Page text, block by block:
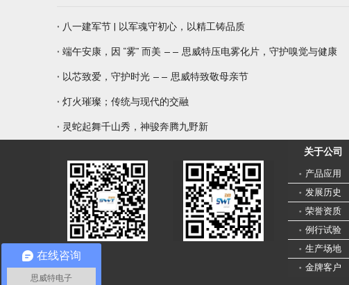
八一建军节 | 以军魂守初心，以精工铸品质
端午安康，因 “雾” 而美 —— 思威特压电雾化片，守护嗅觉与健康
以芯致爱，守护时光 —— 思威特致敬母亲节
灯火璀璨；传统与现代的交融
灵蛇起舞千山秀，神骏奔腾九野新
关于公司
产品应用
发展历史
荣誉资质
例行试验
生产场地
金牌客户
在线咨询
思威特电子